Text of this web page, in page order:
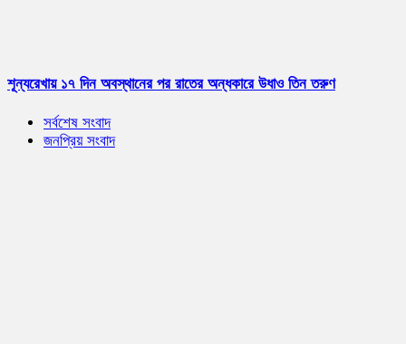
শূন্যরেখায় ১৭ দিন অবস্থানের পর রাতের অন্ধকারে উধাও তিন তরুণ
সর্বশেষ সংবাদ
জনপ্রিয় সংবাদ